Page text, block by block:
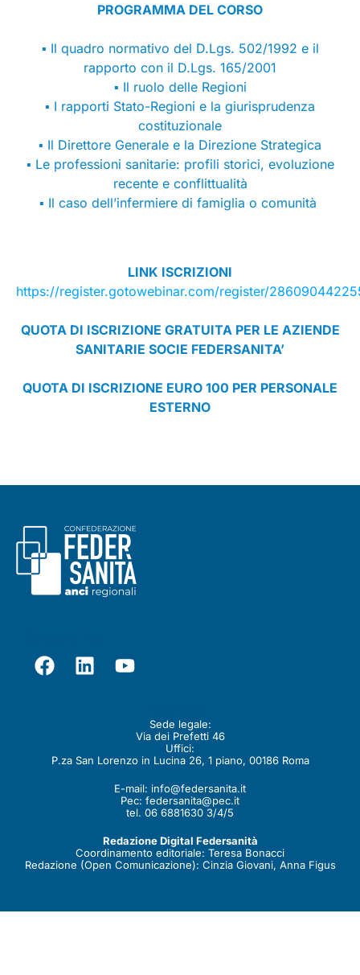
PROGRAMMA DEL CORSO
▪ Il quadro normativo del D.Lgs. 502/1992 e il
rapporto con il D.Lgs. 165/2001
▪ Il ruolo delle Regioni
▪ I rapporti Stato-Regioni e la giurisprudenza
costituzionale
▪ Il Direttore Generale e la Direzione Strategica
▪ Le professioni sanitarie: profili storici, evoluzione
recente e conflittualità
▪ Il caso dell’infermiere di famiglia o comunità
LINK ISCRIZIONI
https://register.gotowebinar.com/register/
QUOTA DI ISCRIZIONE GRATUITA PER LE AZIENDE
SANITARIE SOCIE FEDERSANITA’
QUOTA DI ISCRIZIONE EURO 100 PER PERSONALE
ESTERNO
Sede legale:
Via dei Prefetti 46
Uffici:
P.za San Lorenzo in Lucina 26, 1 piano, 00186 Roma
E-mail: info@federsanita.it
Pec: federsanita@pec.it
tel. 06 6881630 3/4/5
Redazione Digital Federsanità
Coordinamento editoriale: Teresa Bonacci
Redazione (Open Comunicazione): Cinzia Giovani, Anna Figus